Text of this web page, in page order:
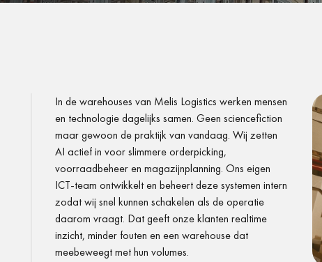
In de warehouses van Melis Logistics werken mensen
en technologie dagelijks samen. Geen sciencefiction
maar gewoon de praktijk van vandaag. Wij zetten
AI actief in voor slimmere orderpicking,
voorraadbeheer en magazijnplanning. Ons eigen
ICT-team ontwikkelt en beheert deze systemen intern
zodat wij snel kunnen schakelen als de operatie
daarom vraagt. Dat geeft onze klanten realtime
inzicht, minder fouten en een warehouse dat
meebeweegt met hun volumes.